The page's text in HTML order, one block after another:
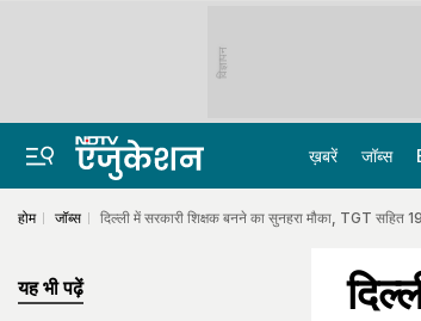
विज्ञापन
ख़बरें जॉब्स
होम जॉब्स दिल्ली में सरकारी शिक्षक बनने का सुनहरा मौका, TGT सहित
यह भी पढ़ें